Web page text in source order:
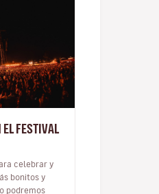
FESTIVAL
celebrar y
bonitos y
podremos